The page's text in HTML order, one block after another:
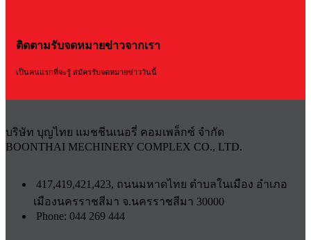
ติดตามรับจดหมายข่าวจากเรา
เป็นคนแรกที่จะรู้ สมัครรับจดหมายข่าววันนี้
บริษัท บุญไทย แมชชีนเนอรี่ คอมเพล็กซ์ จำกัด
BOONTHAI MECHINERY COMPLEX CO., LTD.
417,419,421,423, ถนนมหาดไทย ตำบลในเมือง อำเภอ
เมืองนครราชสีมา จ.นครราชสีมา 30000
Phone: 044 269 444